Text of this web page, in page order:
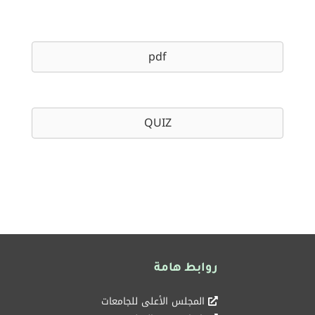
pdf
QUIZ
روابط هامة
المجلس الأعلى للجامعات